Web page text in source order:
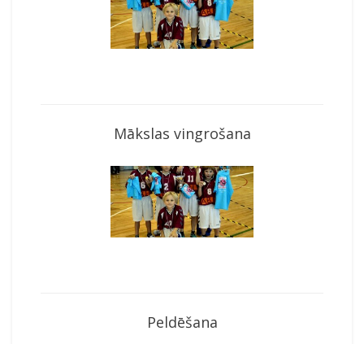
Mākslas vingrošana
Peldēšana